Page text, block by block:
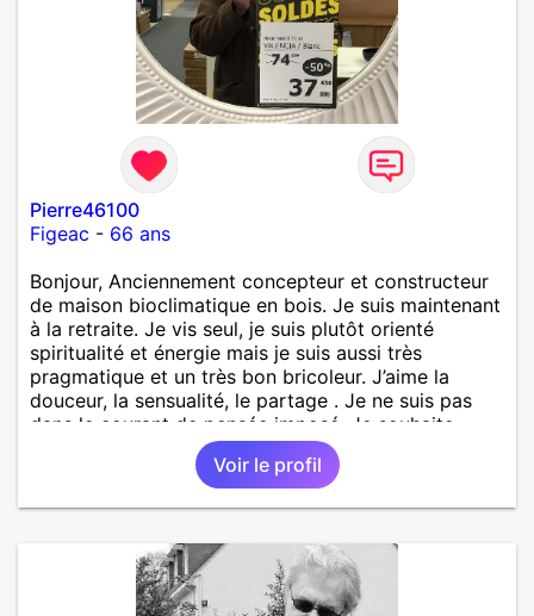
Pierre46100
Figeac - 66 ans
Bonjour, Anciennement concepteur et constructeur
de maison bioclimatique en bois. Je suis maintenant
à la retraite. Je vis seul, je suis plutôt orienté
spiritualité et énergie mais je suis aussi très
pragmatique et un très bon bricoleur. J’aime la
douceur, la sensualité, le partage . Je ne suis pas
dans le courant de pensée imposé. Je souhaite
rencontrer une personne pour partager,
expérimenté, découvrir ensemble et se soutenir
mutuellement pour devenir le meilleur de soi-même
mais je compte m'installer à nouveau à l'ile de la
Réunion avant la fin 2026. Pierre
Voir le profil